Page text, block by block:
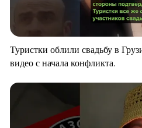
Туристки облили свадьбу в
видео с начала конфликта.